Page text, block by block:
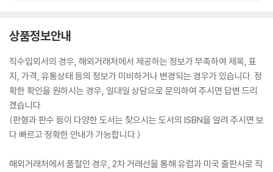
상품정보안내
직수입외서의 경우, 해외거래처에서 제공하는 정보가 부족하여 제목, 표
지, 가격, 유통상태 등의 정보가 미비하거나 변경되는 경우가 있습니다. 정
확한 확인을 원하시는 경우, 일대일 상담으로 문의하여 주시면 답변 드리
겠습니다.
(판형과 판수 등이 다양한 도서는 찾으시는 도서의 ISBN을 알려 주시면 보
다 빠르고 정확한 안내가 가능합니다.)
해외거래처에서 품절인 경우, 2차 거래선을 통해 유럽과 미국 출판사로 직